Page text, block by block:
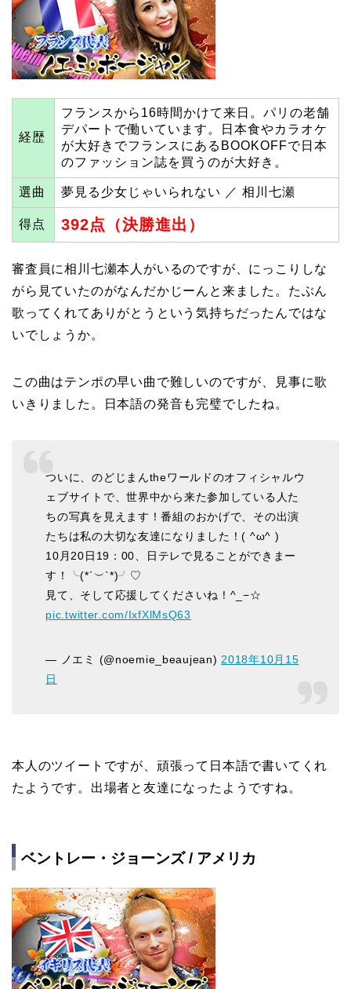
経歴
フランスから16時間かけて来日。パリの老舗
デパートで働いています。日本食やカラオケ
が大好きでフランスにあるBOOKOFFで日本
のファッション誌を買うのが大好き。
選曲 夢見る少女じゃいられない ／ 相川七瀬
得点 392点（決勝進出）
審査員に相川七瀬本人がいるのですが、にっこりしな
がら見ていたのがなんだかじーんと来ました。たぶん
歌ってくれてありがとうという気持ちだったんではな
いでしょうか。
この曲はテンポの早い曲で難しいのですが、見事に歌
いきりました。日本語の発音も完璧でしたね。
ついに、のどじまんtheワールドのオフィシャルウ
ェブサイトで、世界中から来た参加している人た
ちの写真を見えます！番組のおかげで、その出演
たちは私の大切な友達になりました！( ^ω^ )
10月20日19：00、日テレで見ることができまー
す！╰(*´︶`*)╯♡
見て、そして応援してくださいね！^_−☆
pic.twitter.com/IxfXlMsQ63
— ノエミ (@noemie_beaujean) 2018年10月15
日
本人のツイートですが、頑張って日本語で書いてくれ
たようです。出場者と友達になったようですね。
ベントレー・ジョーンズ / アメリカ